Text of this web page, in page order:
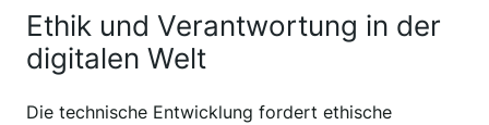
Ethik und Verantwortung in der
digitalen Welt
Die technische Entwicklung fordert ethische